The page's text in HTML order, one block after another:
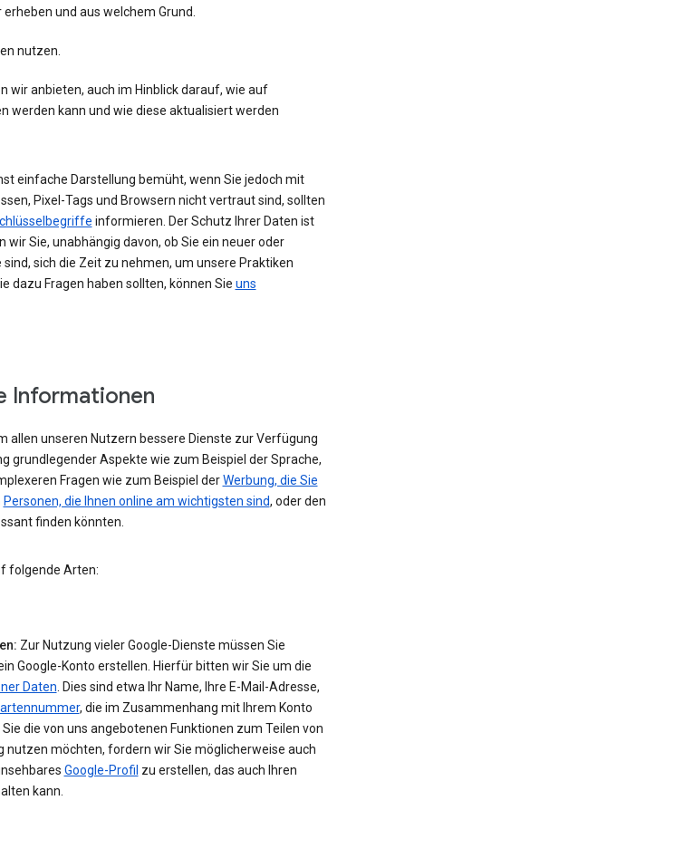
und aus welchem Grund.
nutzen.
wir anbieten, auch im Hinblick darauf, wie auf
werden kann und wie diese aktualisiert werden
einfache Darstellung bemüht, wenn Sie jedoch mit
Pixel-Tags und Browsern nicht vertraut sind, sollten
informieren. Der Schutz Ihrer Daten ist
wir Sie, unabhängig davon, ob Sie ein neuer oder
sind, sich die Zeit zu nehmen, um unsere Praktiken
dazu Fragen haben sollten, können Sie uns
Informationen
allen unseren Nutzern bessere Dienste zur Verfügung
grundlegender Aspekte wie zum Beispiel der Sprache,
Fragen wie zum Beispiel derWerbung, die Sie
Personen, die Ihnen online am wichtigsten sind, oder den
finden könnten.
folgende Arten:
Zur Nutzung vieler Google-Dienste müssen Sie
Google-Konto erstellen. Hierfür bitten wir Sie um die
Daten. Dies sind etwa Ihr Name, Ihre E-Mail-Adresse,
, die im Zusammenhang mit Ihrem Konto
die von uns angebotenen Funktionen zum Teilen von
nutzen möchten, fordern wir Sie möglicherweise auch
Google-Profil zu erstellen, das auch Ihren
kann.